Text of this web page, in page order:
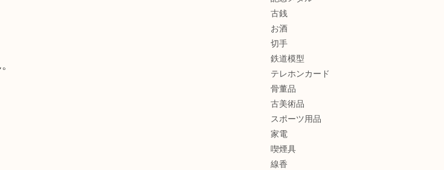
古銭
お酒
切手
鉄道模型
テレホンカード
骨董品
古美術品
スポーツ用品
家電
喫煙具
線香